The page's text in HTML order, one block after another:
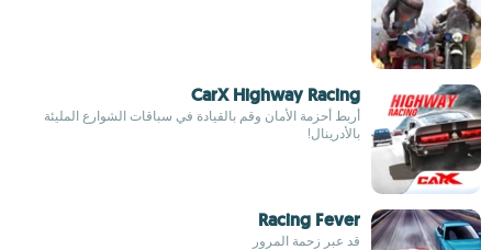
CarX Highway Racing
أربط أحزمة الأمان وقم بالقيادة في سباقات الشوارع المليئة
بالأدرينال!
Racing Fever
قد عبر زحمة المرور